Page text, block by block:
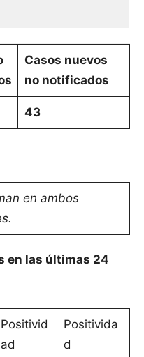
Casos nuevos
no notificados
43
en ambos
en las últimas 24
Positivid
ad
Positivida
d